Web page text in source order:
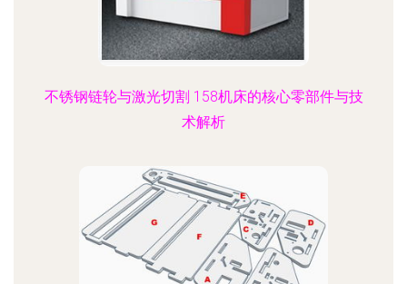
不锈钢链轮与激光切割 158机床的核心零部件与技
术解析